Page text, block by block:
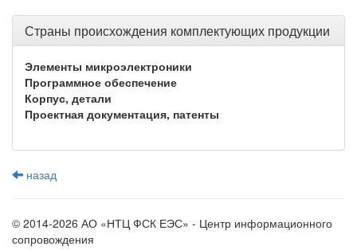
Страны происхождения комплектующих продукции
Элементы микроэлектроники
Программное обеспечение
Корпус, детали
Проектная документация, патенты
назад
© 2014-2026 АО «НТЦ ФСК ЕЭС» - Центр информационного
сопровождения